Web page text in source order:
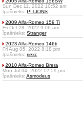
Sun Dec 11, 2022 10:52 am
Īpašnieks: PITJONS
2009 Alfa-Romeo 159 Ti
Fri Oct 28, 2022 9:06 am
Īpašnieks: Stranger
2023 Alfa-Romeo 146ti
Fri Aug 05, 2022 8:18 pm
Īpašnieks: riexc
2010 Alfa-Romeo Brera
Mon Jul 04, 2022 12:59 pm
Īpašnieks: Asmodeus